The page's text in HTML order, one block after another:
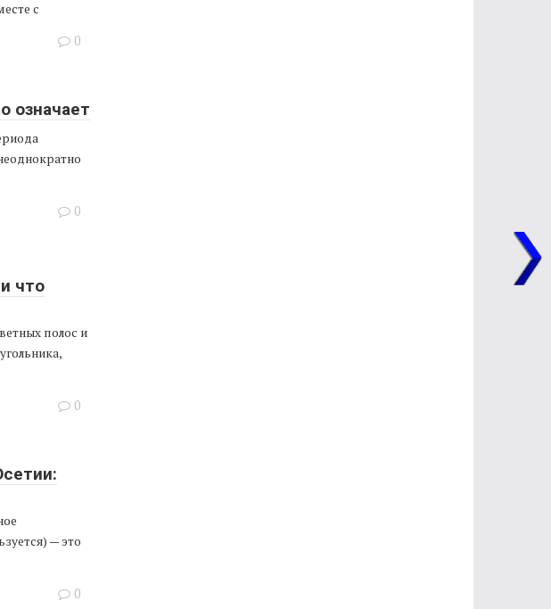
с
0
означает
0
что
полос и
0
— это
0